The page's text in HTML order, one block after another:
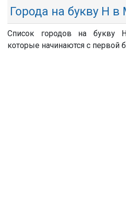
Города на букву Н
Список городов на букву
которые начинаются с первой